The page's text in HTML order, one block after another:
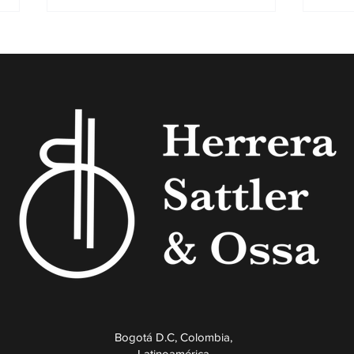
Corte Constitucional: víctimas y
deudas laborales a debate
​​Bogotá D.C, Colombia,